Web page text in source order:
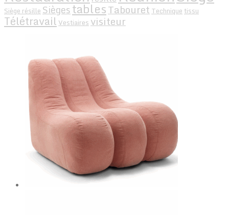
Siège résille SiègestablesTabouret Technique tissu
Télétravail Vestiaires visiteur